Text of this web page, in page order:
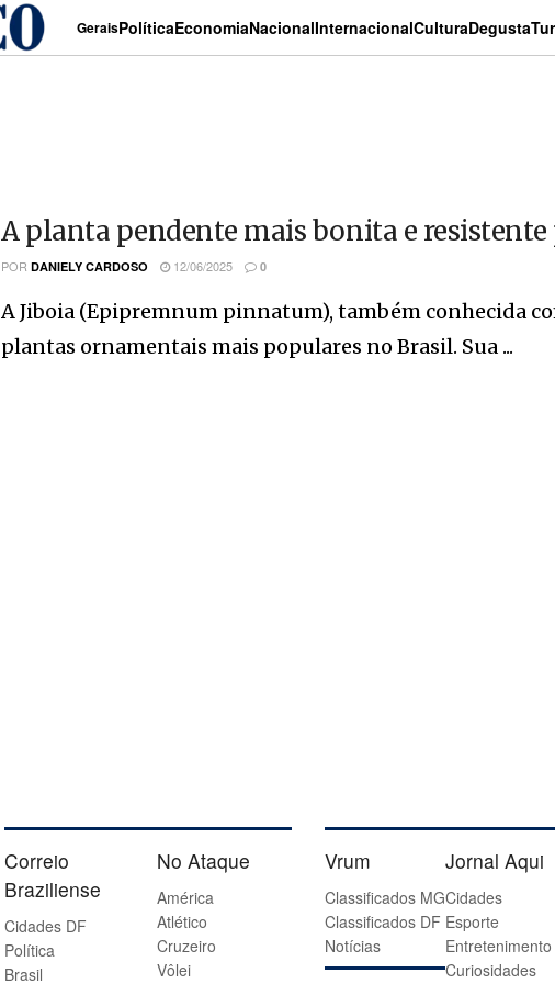
GeraisPolíticaEconomiaNacionalInternacionalCulturaDegusta
A planta pendente mais bonita e
POR DANIELY CARDOSO 12/06/2025 0
A Jiboia (Epipremnum pinnatum), também conhecida
plantas ornamentais mais populares no Brasil. Sua ...
Correio
Braziliense
Cidades DF
Política
Brasil
No Ataque
América
Atlético
Cruzeiro
Vôlei
Vrum
Classificados MG
Classificados DF
Notícias
Jornal Aqui
Cidades
Esporte
Entretenimento
Curiosidades